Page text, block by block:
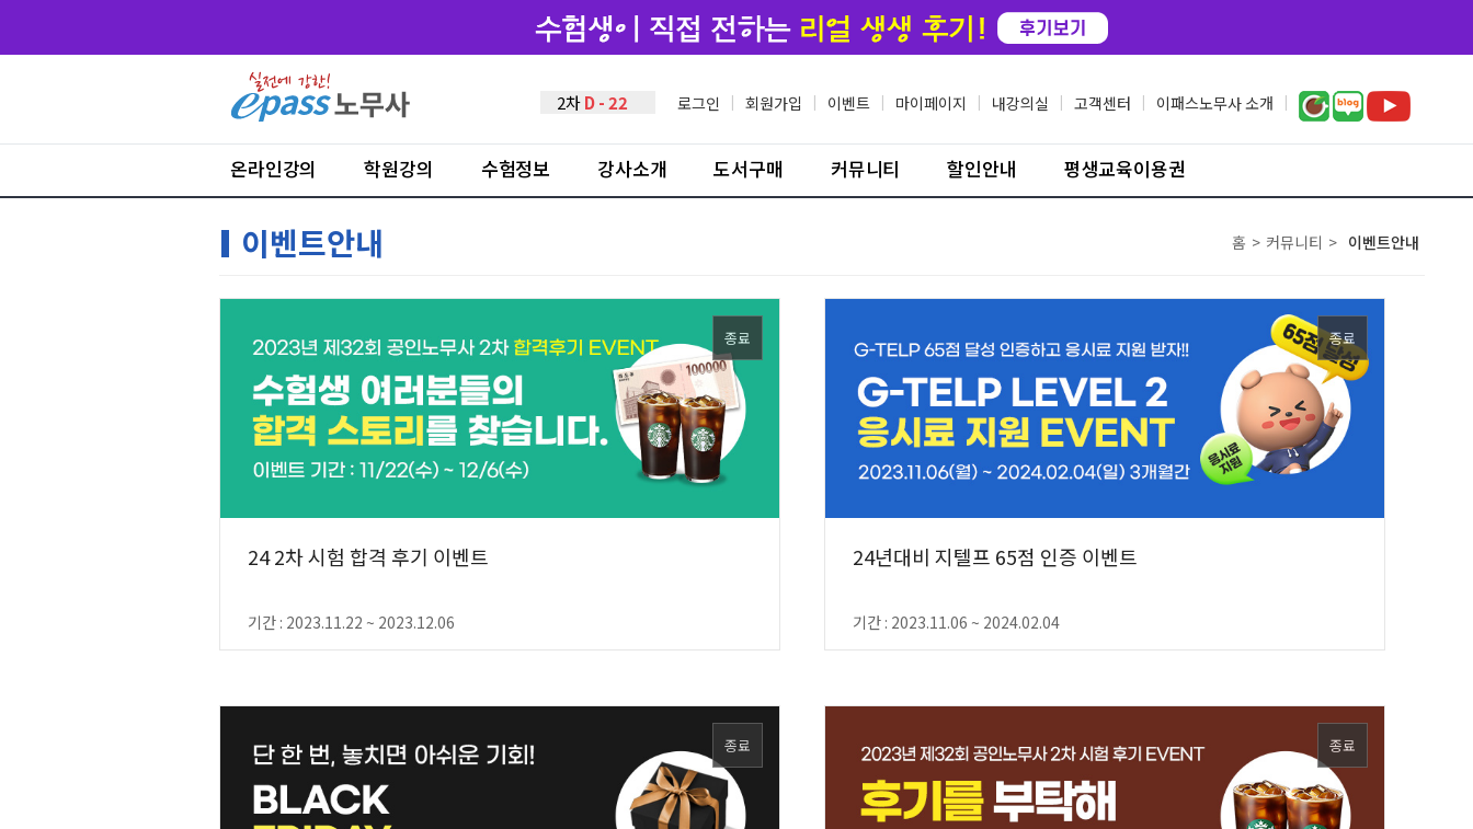
2차D - 22 로그인 | 회원가입 | 이벤트 | 마이페이지 | 내강의실 | 고객센터 | 이패스노무사 소개 |
온라인강의 학원강의 수험정보 강사소개 도서구매 커뮤니티 할인안내 평생교육이용권
이벤트안내 홈 > 커뮤니티 > 이벤트안내
종료
24 2차 시험 합격 후기 이벤트
기간 : 2023.11.22 ~ 2023.12.06
종료
24년대비 지텔프 65점 인증 이벤트
기간 : 2023.11.06 ~ 2024.02.04
종료 종료